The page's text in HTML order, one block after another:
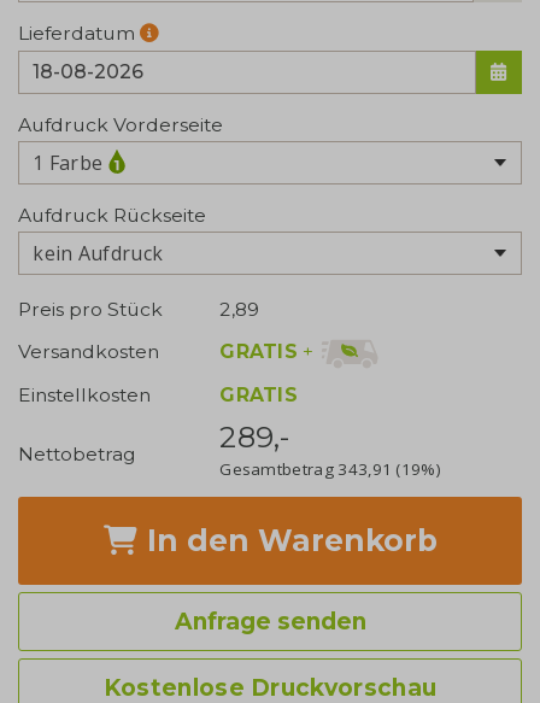
Lieferdatum
Aufdruck Vorderseite
1 Farbe
Aufdruck Rückseite
kein Aufdruck
Preis pro Stück
2,89
Versandkosten
GRATIS +
Einstellkosten
GRATIS
Nettobetrag 289,-
Gesamtbetrag 343,91 (19%)
In den Warenkorb
Anfrage senden
Kostenlose Druckvorschau